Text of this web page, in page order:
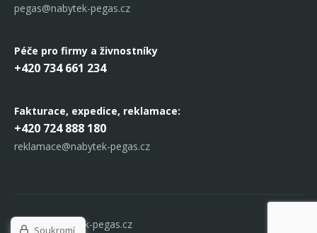
pegas@nabytek-pegas.cz
Péče pro firmy a živnostníky
+420 734 661 234
Fakturace, expedice, reklamace:
+420 724 888 180
reklamace@nabytek-pegas.cz
© 2017 Nabytek-pegas.cz
Soukromí